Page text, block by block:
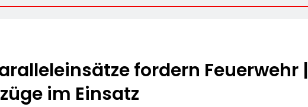
fordern Feuerwehr |
im Einsatz